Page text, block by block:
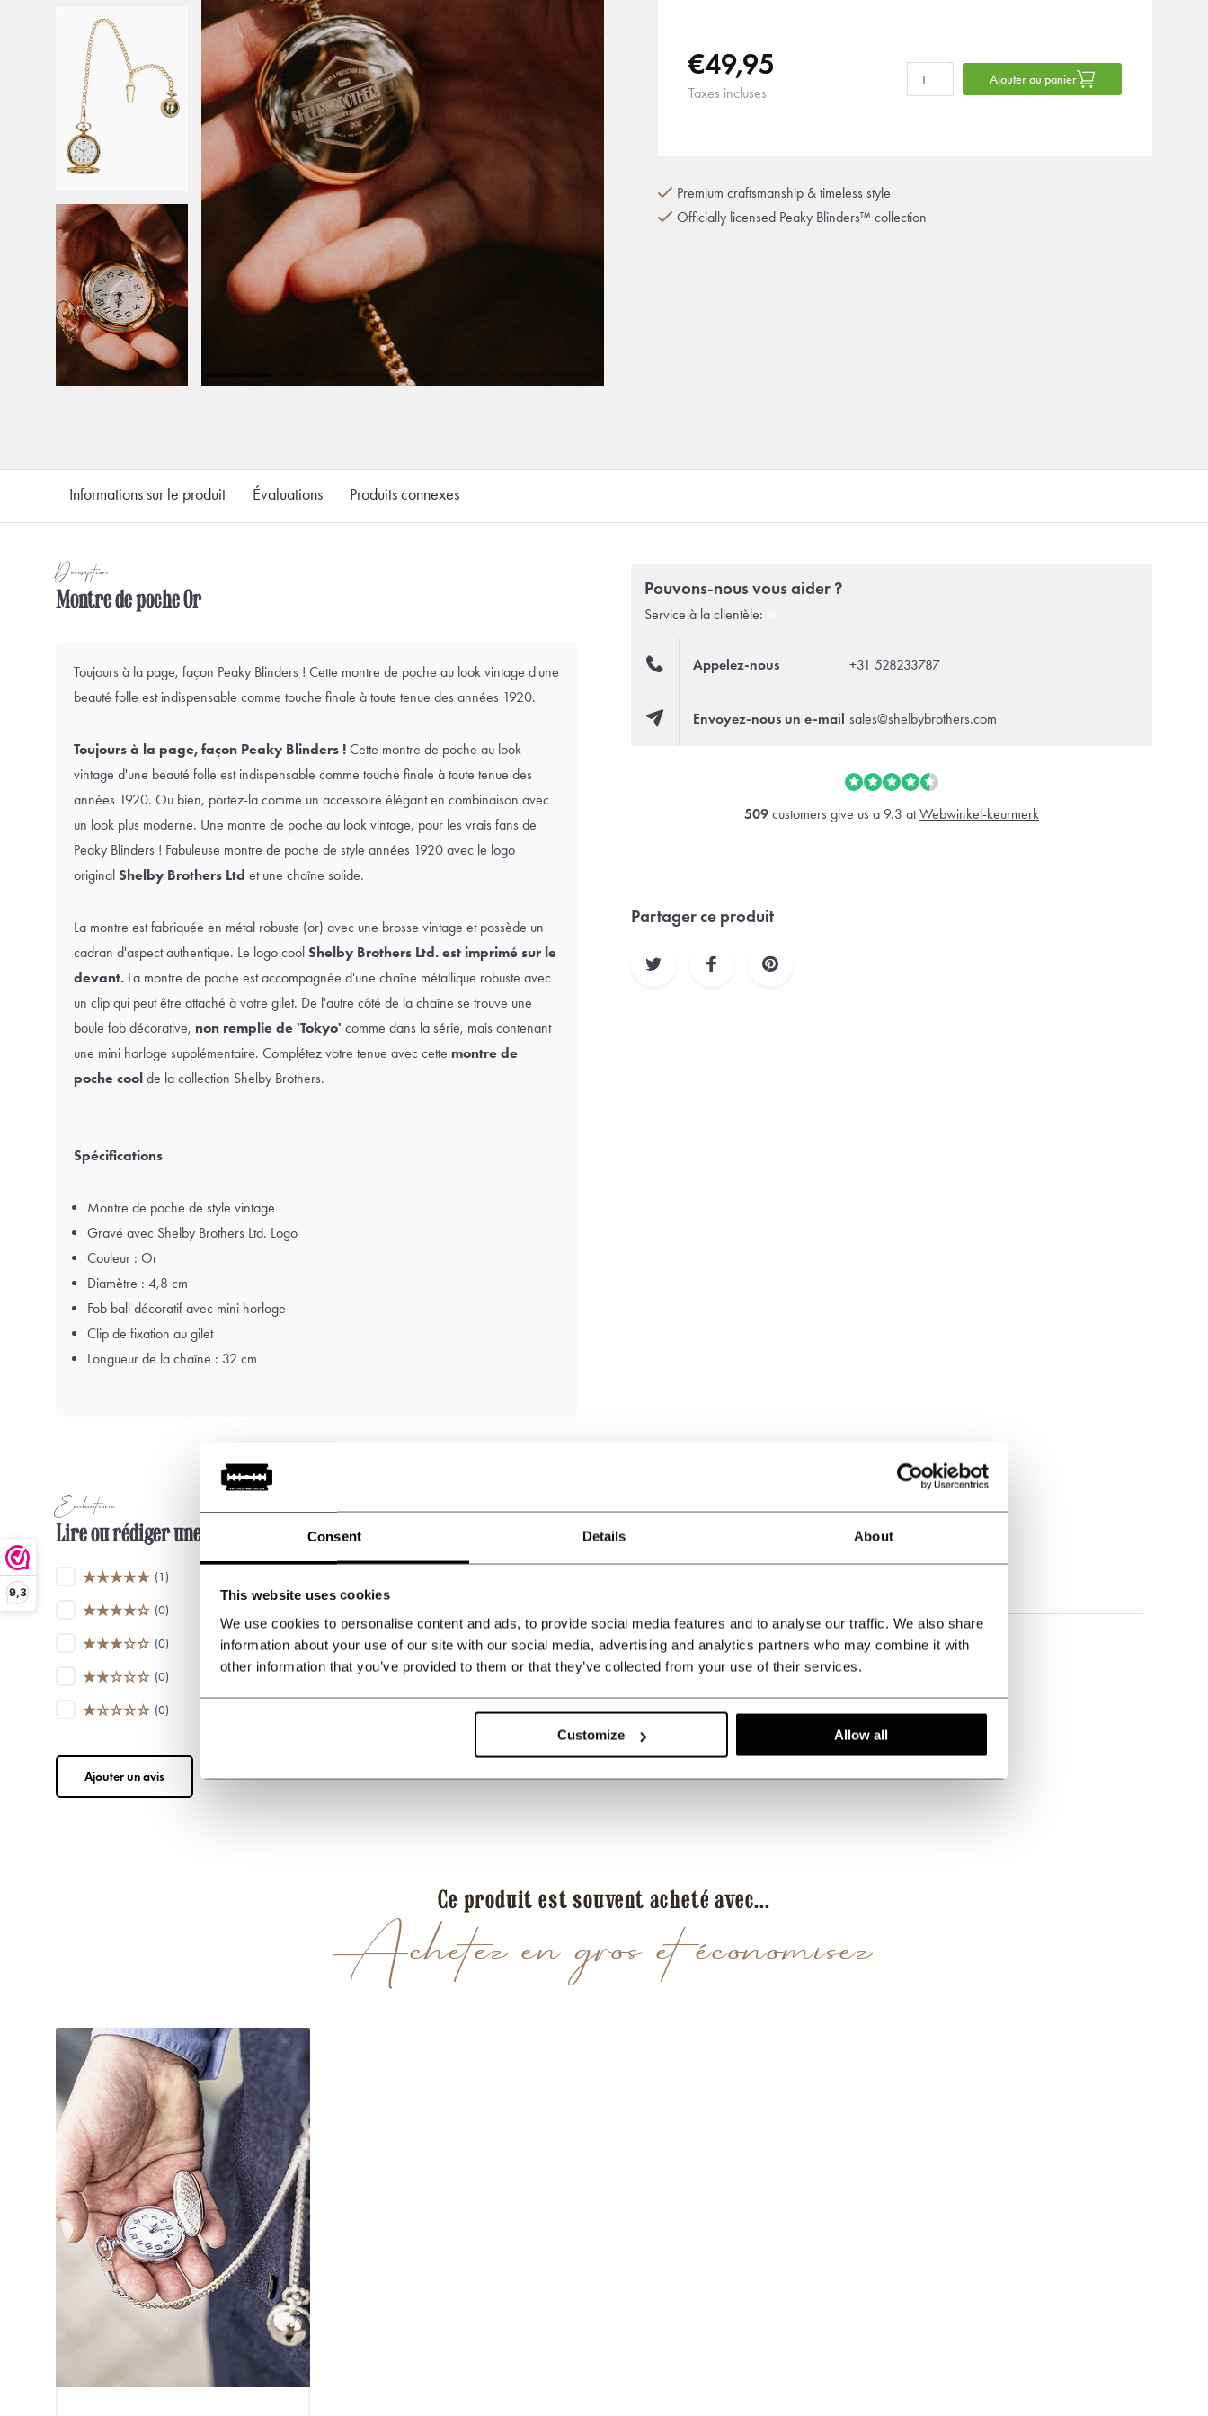
Consent Details About
This website uses cookies
We use cookies to personalise content and ads, to provide social media features and to analyse our traffic. We also share
information about your use of our site with our social media, advertising and analytics partners who may combine it with
other information that you’ve provided to them or that they’ve collected from your use of their services.
Customize Allow all
9,3
€49,95
Taxes incluses
Ajouter au panier
Premium craftsmanship & timeless style
Officially licensed Peaky Blinders™ collection
Informations sur le produit Évaluations Produits connexes
Description
Montre de poche Or
Toujours à la page, façon Peaky Blinders ! Cette montre de poche au look vintage d'une
beauté folle est indispensable comme touche finale à toute tenue des années 1920.
Toujours à la page, façon Peaky Blinders ! Cette montre de poche au look
vintage d'une beauté folle est indispensable comme touche finale à toute tenue des
années 1920. Ou bien, portez-la comme un accessoire élégant en combinaison avec
un look plus moderne. Une montre de poche au look vintage, pour les vrais fans de
Peaky Blinders ! Fabuleuse montre de poche de style années 1920 avec le logo
original Shelby Brothers Ltd et une chaîne solide.
La montre est fabriquée en métal robuste (or) avec une brosse vintage et possède un
cadran d'aspect authentique. Le logo cool Shelby Brothers Ltd. est imprimé sur le
devant. La montre de poche est accompagnée d'une chaîne métallique robuste avec
un clip qui peut être attaché à votre gilet. De l'autre côté de la chaîne se trouve une
boule fob décorative, non remplie de 'Tokyo' comme dans la série, mais contenant
une mini horloge supplémentaire. Complétez votre tenue avec cette montre de
poche cool de la collection Shelby Brothers.
Spécifications
Montre de poche de style vintage
Gravé avec Shelby Brothers Ltd. Logo
Couleur : Or
Diamètre : 4,8 cm
Fob ball décoratif avec mini horloge
Clip de fixation au gilet
Longueur de la chaîne : 32 cm
Pouvons-nous vous aider ?
Service à la clientèle:
Appelez-nous +31 528233787
Envoyez-nous un e-mail sales@shelbybrothers.com
509 customers give us a 9.3 atWebwinkel-keurmerk
Partager ce produit
Évaluations
Lire ou rédiger une évaluation
(1)
(0)
(0)
(0)
(0)
Ajouter un avis
Lukas Meister
Achetez en gros et économisez
Ce produit est souvent acheté avec...